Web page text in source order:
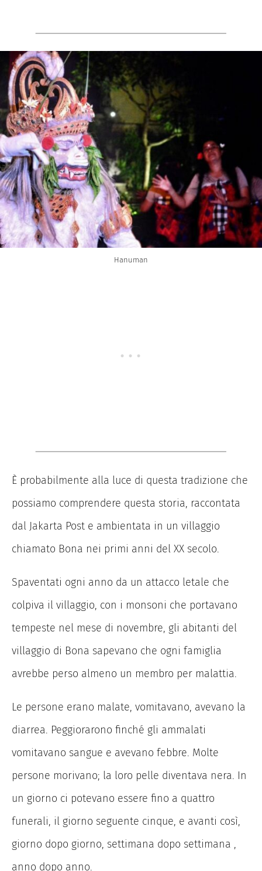
Hanuman
È probabilmente alla luce di questa tradizione che
possiamo comprendere questa storia, raccontata
dal Jakarta Post e ambientata in un villaggio
chiamato Bona nei primi anni del XX secolo.
Spaventati ogni anno da un attacco letale che
colpiva il villaggio, con i monsoni che portavano
tempeste nel mese di novembre, gli abitanti del
villaggio di Bona sapevano che ogni famiglia
avrebbe perso almeno un membro per malattia.
Le persone erano malate, vomitavano, avevano la
diarrea. Peggiorarono finché gli ammalati
vomitavano sangue e avevano febbre. Molte
persone morivano; la loro pelle diventava nera. In
un giorno ci potevano essere fino a quattro
funerali, il giorno seguente cinque, e avanti così,
giorno dopo giorno, settimana dopo settimana ,
anno dopo anno.